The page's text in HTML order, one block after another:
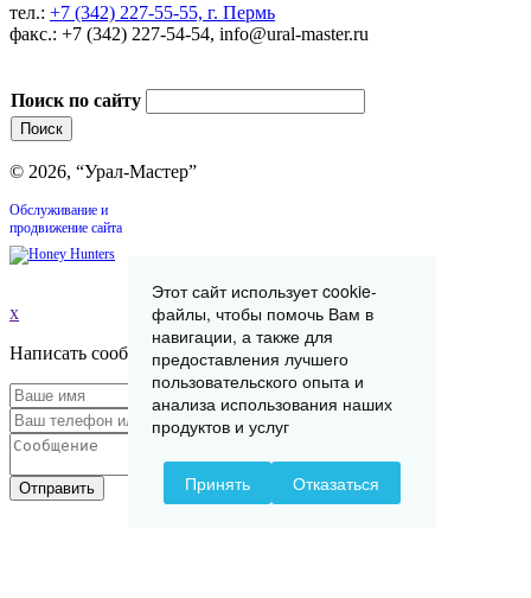
тел.: +7 (342) 227-55-55, г. Пермь
факс.: +7 (342) 227-54-54, info@ural-master.ru
Поиск по сайту
© 2026, “Урал-Мастер”
Обслуживание и
продвижение сайта
x
Написать сообщение
Отправить
Этот сайт использует cookie-
файлы, чтобы помочь Вам в
навигации, а также для
предоставления лучшего
пользовательского опыта и
анализа использования наших
продуктов и услуг
Принять Отказаться